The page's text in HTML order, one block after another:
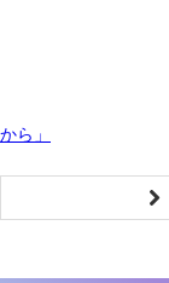
から」